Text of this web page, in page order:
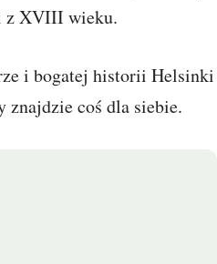
z XVIII wieku.
i bogatej historii Helsinki
coś dla siebie.